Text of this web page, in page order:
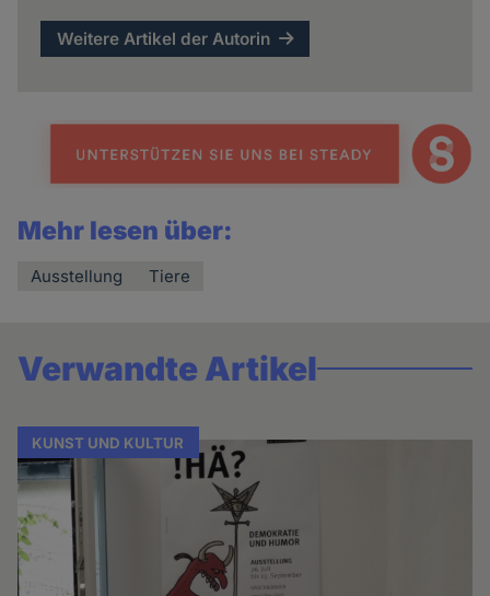
Weitere Artikel der Autorin
Mehr lesen über:
Ausstellung Tiere
Verwandte Artikel
KUNST UND KULTUR